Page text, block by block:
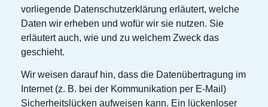
vorliegende Datenschutzerklärung erläutert, welche
Daten wir erheben und wofür wir sie nutzen. Sie
erläutert auch, wie und zu welchem Zweck das
geschieht.
Wir weisen darauf hin, dass die Datenübertragung im
Internet (z. B. bei der Kommunikation per E-Mail)
Sicherheitslücken aufweisen kann. Ein lückenloser